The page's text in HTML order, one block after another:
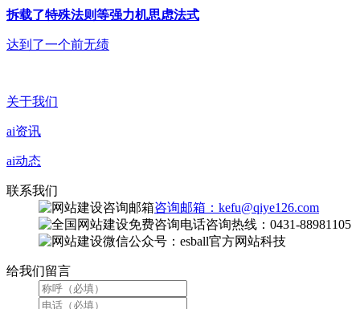
拆载了特殊法则等强力机思虑法式
达到了一个前无绩
关于我们
ai资讯
ai动态
联系我们
咨询邮箱：kefu@qiye126.com
咨询热线：0431-88981105
微信公众号：esball官方网站科技
给我们留言